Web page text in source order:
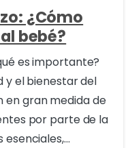
¿Cómo
bebé?
es importante?
y el bienestar del
en gran medida de
por parte de la